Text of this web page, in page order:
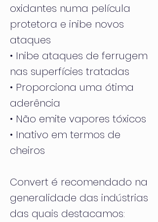
oxidantes numa película
protetora e inibe novos
ataques
• Inibe ataques de ferrugem
nas superfícies tratadas
• Proporciona uma ótima
aderência
• Não emite vapores tóxicos
• Inativo em termos de
cheiros
Convert é recomendado na
generalidade das indústrias
das quais destacamos: